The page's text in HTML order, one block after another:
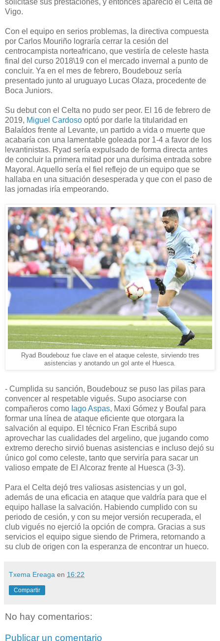
solicitase sus prestaciones, y entonces apareció el Celta de
Vigo.
Con el equipo en serios problemas, la directiva compuesta
por Carlos Mouriño lograría cerrar la cesión del
centrocampista norteafricano, que vestiría de celeste hasta
final del curso 2018\19 con el mercado invernal a punto de
concluir. Ya en el mes de febrero, Boudebouz sería
presentado junto al uruguayo Lucas Olaza, procedente de
Boca Juniors.
Su debut con el Celta no pudo ser peor. El 16 de febrero de
2019, Miguel Cardoso optó por darle la titularidad en
Balaídos frente al Levante, un partido a vida o muerte que
acabaría con una lamentable goleada por 1-4 a favor de los
levantinistas. Ryad sería expulsado de forma directa antes
de concluir la primera mitad por una durísima entrada sobre
Mayoral. Aquello sería el fiel reflejo de un equipo que se
hallaba en una situación desesperada y que con el paso de
las jornadas iría empeorando.
Ryad Boudebouz fue clave en el ataque celeste, sirviendo tres
asistencias y anotando un gol ante el Huesca.
- Cumplida su sanción, Boudebouz se puso las pilas para
convencer al respetable vigués. Supo asociarse con
compañeros como Iago Aspas, Maxi Gómez y Boufal para
formar una línea de ataque eficiente que otorgara la
salvación al equipo. El técnico Fran Escribá supo
aprovechar las cualidades del argelino, que jugando como
extremo derecho sirvió buenas asistencias e incluso dejó su
único gol como celeste, tanto que serviría para sacar un
valioso empate de El Alcoraz frente al Huesca (3-3).
Para el Celta dejó tres valiosas asistencias y un gol,
además de una eficacia en ataque que valdría para que el
equipo hallase la salvación. Habiendo cumplido con su
periodo de cesión, y con su mejor versión recuperada, el
club vigués no ejerció la opción de compra. Gracias a sus
servicios el equipo sigue siendo de Primera, retornando a
su club de origen con la esperanza de encontrar un hueco.
Txema Ereaga en 16:22
Compartir
No hay comentarios:
Publicar un comentario